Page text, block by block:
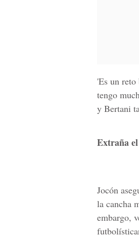
'Es un
tengo
y Bertani
Extraña
Jocón
la cancha
embargo,